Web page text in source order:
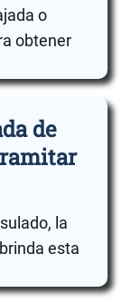
o
obtener
de
la
esta